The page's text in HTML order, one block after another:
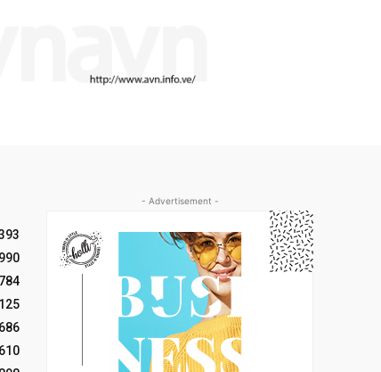
- Advertisement -